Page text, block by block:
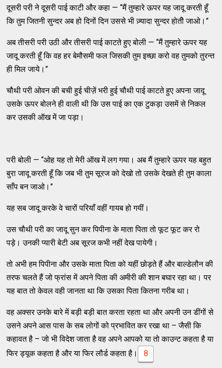
दूसरी परी ने दूसरी पाई काटी और कहा — “मैं तुम्हारे ऊपर यह जादू करती हूँ
कि तुम जितनी सुन्दर अब हो दिनों दिन उससे भी ज़्यादा सुन्दर होतीे जाओ।”
अब तीसरी परी उठी और तीसरी पाई काटते हुए बोली — “मैं तुम्हारे ऊपर यह
जादू करती हूँ कि वह हर बेमौसमी फल जिसकी तुम इच्छा करो वह तुमको तुरन्त
ही मिल जाये।”
चौथी परी ओवन की बची हुई चीज़ें भरी हुई चौथी पाई काटते हुए अपना जादू
उसके ऊपर बोलने ही वाली थी कि उस पाई का एक टुकड़ा उसमें से निकल
कर उसकी ऑख में जा पड़ा।
परी बोली — “ओह यह तो मेरी ऑख में लग गया। अब मैं तुम्हारे ऊपर यह बहुत
बुरा जादू करती हूँ कि जब भी तुम सूरज को देखो तो उसके देखते ही तुम काला
साँप बन जाओ।”
यह सब जादू करके वे चारों परियाँ वहीं गायब हो गयीं।
उस चौथी परी का जादू सुन कर पिपीना के माता पिता तो फूट फूट कर रो
पड़े। उनकी प्यारी बेटी अब सूरज कभी नहीं देख पायेगी।
तो अभी हम पिपीना और उसके माता पिता को यहीं छोड़ते हैं और बाल्डेलौन की
तरफ चलते हैं जो फ्रांस में अपने पिता की अमीरी की शान बघार रहा था। पर
यह बात तो केवल वही जानता था कि उसका पिता कितना गरीब था।
वह अक्सर उनके बारे में बड़ी बड़ी बात करता रहता था और अपनी उन डींगों से
उसने अपने आस पास के सब लोगों को प्रभावित कर रखा था – जैसी कि
कहावत है – जो भी विदेश जाता है वह अपने आपको या तो काउन्ट कहता है या
फिर ड्यूक कहता है और या फिर लौर्ड कहता है।
8